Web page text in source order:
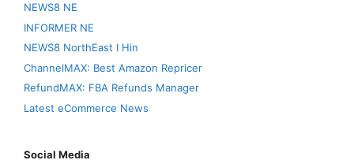
NEWS8 NE
INFORMER NE
NEWS8 NorthEast I Hin
ChannelMAX: Best Amazon Repricer
RefundMAX: FBA Refunds Manager
Latest eCommerce News
Social Media